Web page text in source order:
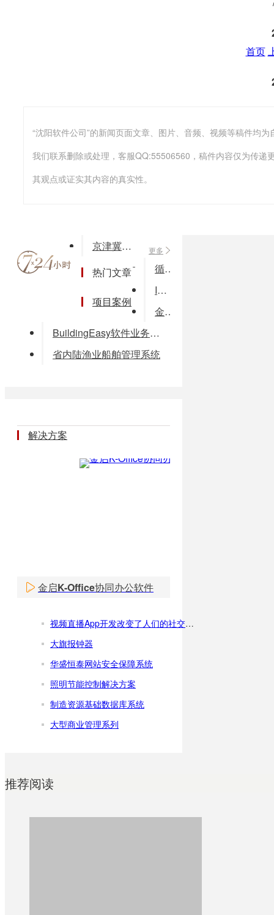
首页
我们联系删除或处理，客服QQ:55506560，稿件内容仅为传递
其观点或证实其内容的真实性。
更多
热门文章
项目案例
京津冀小县城里的人们内心呼声：房子到底是什么？
循环经济论文：循环经济与制度建设(word)
IEEE802154无线通信协议的研究与实现(论文word格式)
金管家酒店管理软件
BuildingEasy软件业务平台
省内陆渔业船舶管理系统
解决方案
金启K-Office协同办公软件
视频直播App开发改变了人们的社交方式
大旗报钟器
华盛恒泰网站安全保障系统
照明节能控制解决方案
制造资源基础数据库系统
大型商业管理系列
推荐阅读